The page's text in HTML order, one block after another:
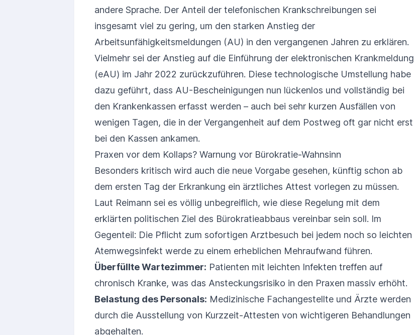
andere Sprache. Der Anteil der telefonischen Krankschreibungen sei
insgesamt viel zu gering, um den starken Anstieg der
Arbeitsunfähigkeitsmeldungen (AU) in den vergangenen Jahren zu erklären.
Vielmehr sei der Anstieg auf die Einführung der elektronischen Krankmeldung
(eAU) im Jahr 2022 zurückzuführen. Diese technologische Umstellung habe
dazu geführt, dass AU-Bescheinigungen nun lückenlos und vollständig bei
den Krankenkassen erfasst werden – auch bei sehr kurzen Ausfällen von
wenigen Tagen, die in der Vergangenheit auf dem Postweg oft gar nicht erst
bei den Kassen ankamen.
Praxen vor dem Kollaps? Warnung vor Bürokratie-Wahnsinn
Besonders kritisch wird auch die neue Vorgabe gesehen, künftig schon ab
dem ersten Tag der Erkrankung ein ärztliches Attest vorlegen zu müssen.
Laut Reimann sei es völlig unbegreiflich, wie diese Regelung mit dem
erklärten politischen Ziel des Bürokratieabbaus vereinbar sein soll. Im
Gegenteil: Die Pflicht zum sofortigen Arztbesuch bei jedem noch so leichten
Atemwegsinfekt werde zu einem erheblichen Mehraufwand führen.
Überfüllte Wartezimmer: Patienten mit leichten Infekten treffen auf
chronisch Kranke, was das Ansteckungsrisiko in den Praxen massiv erhöht.
Belastung des Personals: Medizinische Fachangestellte und Ärzte werden
durch die Ausstellung von Kurzzeit-Attesten von wichtigeren Behandlungen
abgehalten.